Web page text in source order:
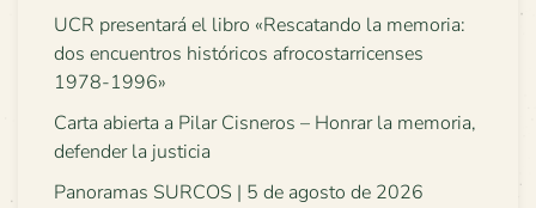
UCR presentará el libro «Rescatando la memoria:
dos encuentros históricos afrocostarricenses
1978-1996»
Carta abierta a Pilar Cisneros – Honrar la memoria,
defender la justicia
Panoramas SURCOS | 5 de agosto de 2026